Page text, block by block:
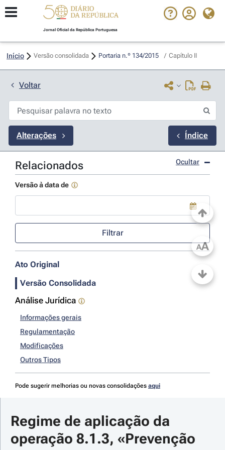
Jornal Oficial da República Portuguesa
Início Versão consolidada Portaria n.º 134/2015 / Capítulo II
Voltar
Alterações Índice
Relacionados Ocultar
Versão à data de
Use a tecla de seta para baixo para abrir o calendário; Use as
Filtrar
Ato Original
Versão Consolidada
Análise Jurídica
Informações gerais
Regulamentação
Modificações
Outros Tipos
Pode sugerir melhorias ou novas consolidações aqui
Regime de aplicação da
operação 8.1.3, «Prevenção
AA